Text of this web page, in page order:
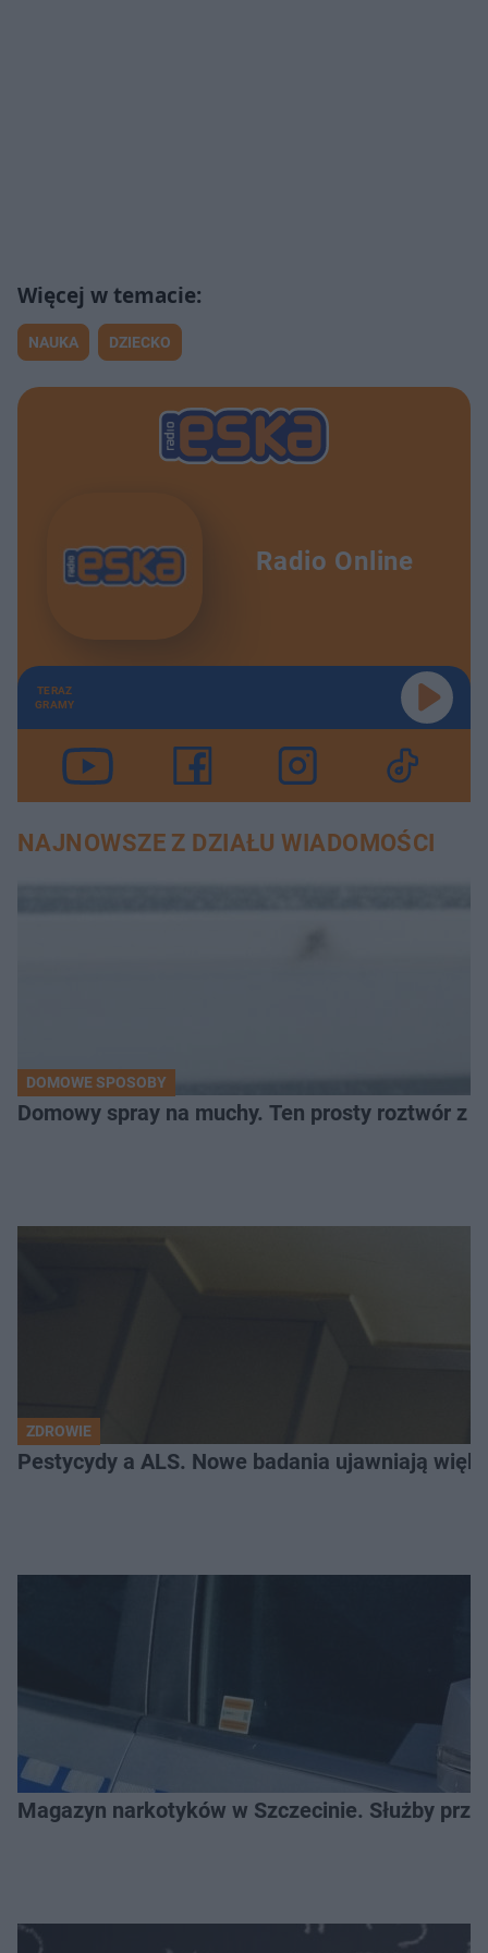
NAUKA DZIECKO
Radio Online
TERAZ
GRAMY
NAJNOWSZE Z DZIAŁU WIADOMOŚCI
DOMOWE SPOSOBY
Domowy spray na muchy. Ten prosty roztwór z
ZDROWIE
Pestycydy a ALS. Nowe badania ujawniają
Magazyn narkotyków w Szczecinie. Służby